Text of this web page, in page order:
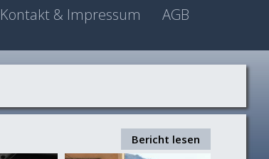
Kontakt & Impressum AGB
Bericht lesen